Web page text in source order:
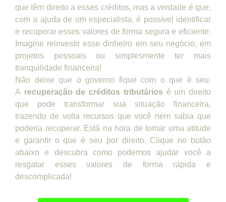
que têm direito a esses créditos, mas a verdade é que,
com a ajuda de um especialista, é possível identificar
e recuperar esses valores de forma segura e eficiente.
Imagine reinvestir esse dinheiro em seu negócio, em
projetos pessoais ou simplesmente ter mais
tranquilidade financeira!
Não deixe que o governo fique com o que é seu.
A recuperação de créditos tributários é um direito
que pode transformar sua situação financeira,
trazendo de volta recursos que você nem sabia que
poderia recuperar. Está na hora de tomar uma atitude
e garantir o que é seu por direito. Clique no botão
abaixo e descubra como podemos ajudar você a
resgatar esses valores de forma rápida e
descomplicada!